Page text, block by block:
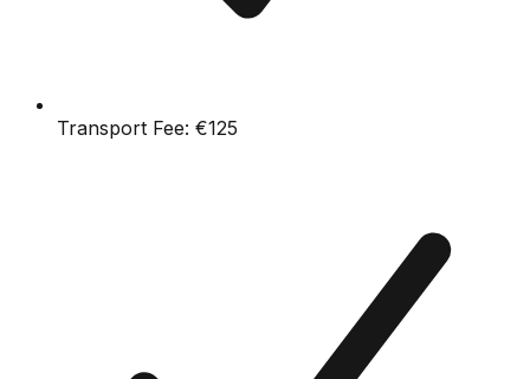
Transport Fee: €125